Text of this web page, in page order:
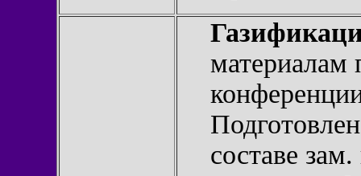
материалам
составе